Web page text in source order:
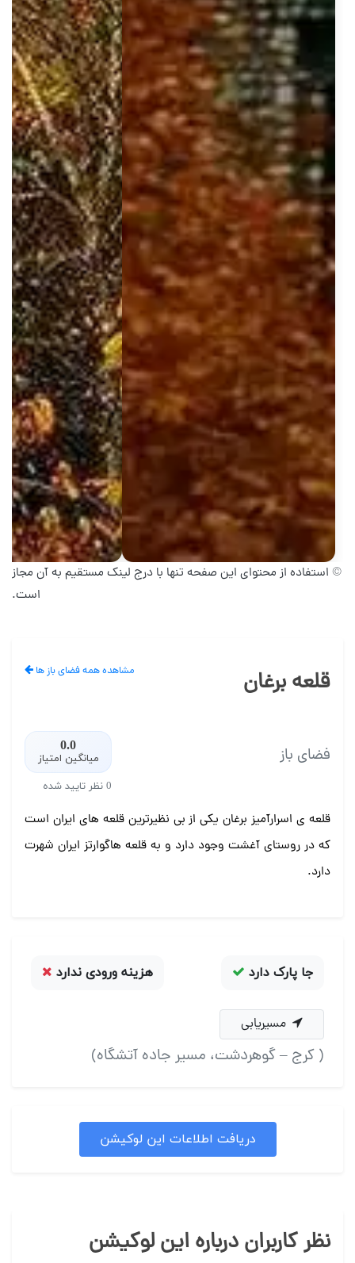
© استفاده از محتوای این صفحه تنها با درج لینک مستقیم به آن مجاز
است.
قلعه برغان مشاهده همه فضای باز ها
فضای باز 0.0
میانگین امتیاز
0 نظر تایید شده
قلعه ی اسرارآمیز برغان یکی از بی نظیرترین قلعه های ایران است
که در روستای آغشت وجود دارد و به قلعه هاگوارتز ایران شهرت
دارد.
جا پارک دارد هزینه ورودی ندارد
مسیریابی
( کرج – گوهردشت، مسیر جاده آتشگاه)
دریافت اطلاعات این لوکیشن
نظر کاربران درباره این لوکیشن